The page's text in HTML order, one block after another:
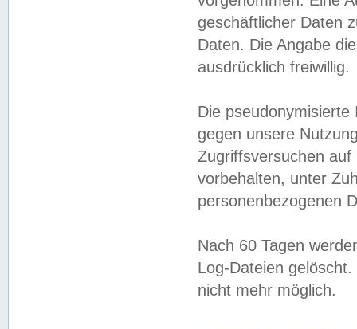
geschäftlicher Daten
Daten. Die Angabe
ausdrücklich freiwillig.
Die
gegen unsere
Zugriffsversuchen
vorbehalten, unter
personenbezogenen
Nach 60 Tagen
Log-Dateien
nicht mehr möglich.